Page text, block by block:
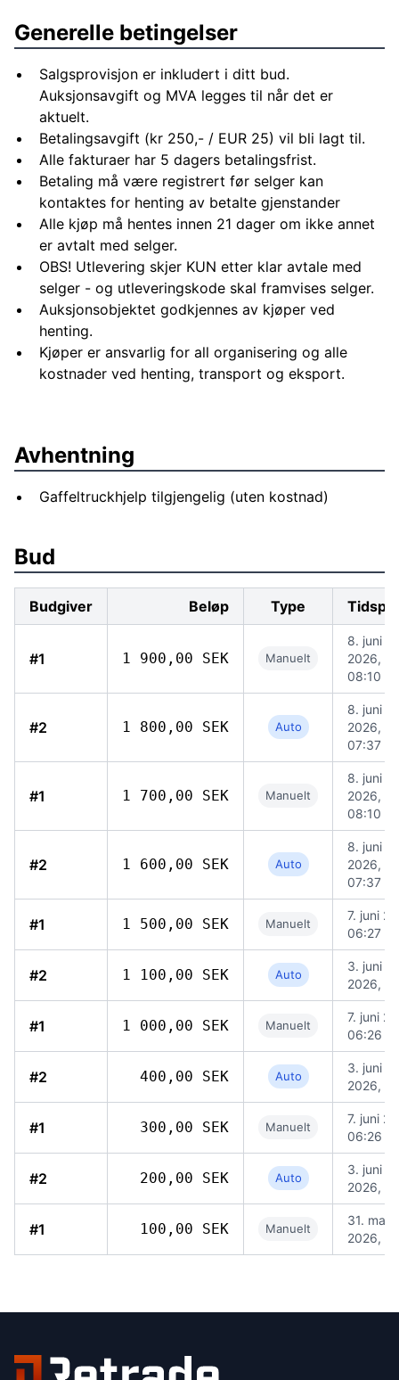
Generelle betingelser
Salgsprovisjon er inkludert i ditt bud.
Auksjonsavgift og MVA legges til når det er
aktuelt.
Betalingsavgift (kr 250,- / EUR 25) vil bli lagt til.
Alle fakturaer har 5 dagers betalingsfrist.
Betaling må være registrert før selger kan
kontaktes for henting av betalte gjenstander
Alle kjøp må hentes innen 21 dager om ikke annet
er avtalt med selger.
OBS! Utlevering skjer KUN etter klar avtale med
selger - og utleveringskode skal framvises selger.
Auksjonsobjektet godkjennes av kjøper ved
henting.
Kjøper er ansvarlig for all organisering og alle
kostnader ved henting, transport og eksport.
Avhentning
Gaffeltruckhjelp tilgjengelig (uten kostnad)
Bud
Budgiver Beløp Type
#1 1 900,00 SEK Manuelt
8. juni
2026,
08:10
#2 1 800,00 SEK Auto
8. juni
2026,
07:37
#1 1 700,00 SEK Manuelt
8. juni
2026,
08:10
#2 1 600,00 SEK Auto
8. juni
2026,
07:37
#1 1 500,00 SEK Manuelt
7. juni
06:27
#2 1 100,00 SEK Auto
3. juni
2026,
#1 1 000,00 SEK Manuelt
7. juni
06:26
#2 400,00 SEK Auto
3. juni
2026,
#1 300,00 SEK Manuelt
7. juni
06:26
#2 200,00 SEK Auto
3. juni
2026,
#1 100,00 SEK Manuelt
31. mai
2026,